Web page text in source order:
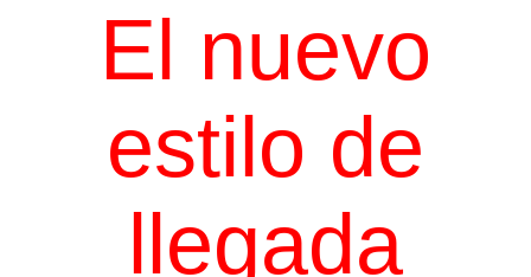
El nuevo
estilo de
llegada